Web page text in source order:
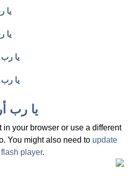
يا
يا
يا رب
يا رب
يا رب
your browser or use a different
You might also need to update
player.